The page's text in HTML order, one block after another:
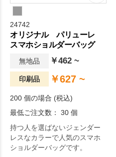
24742
オリジナル パリューレ
スマホショルダーバッグ
無地品 ￥462 ~
印刷品 ￥627 ~
200 個の場合 (税込)
最低ご注文数： 30 個
持つ人を選ばないジェンダー
レスなカラーで人気のスマホ
ショルダーバッグです。